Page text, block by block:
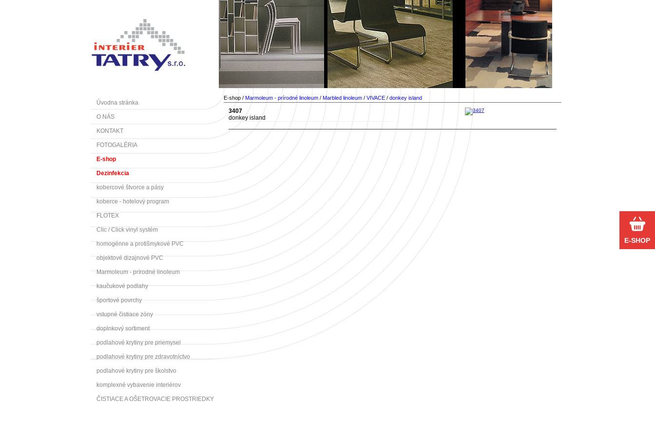
Úvodna stránka
O NÁS
KONTAKT
FOTOGALÉRIA
E-shop
Dezinfekcia
kobercové štvorce a pásy
koberce - hotelový program
FLOTEX
Clic / Click vinyl systém
homogénne a protišmykové PVC
objektové dizajnové PVC
Marmoleum - prírodné linoleum
kaučukové podlahy
športové povrchy
vstupné čistiace zóny
doplnkový sortiment
podlahové krytiny pre priemysel
podlahové krytiny pre zdravotníctvo
podlahové krytiny pre školstvo
komplexné vybavenie interiérov
ČISTIACE A OŠETROVACIE PROSTRIEDKY
E-shop / Marmoleum - prírodné linoleum / Marbled linoleum / VIVACE / donkey island
3407
donkey island
E-SHOP